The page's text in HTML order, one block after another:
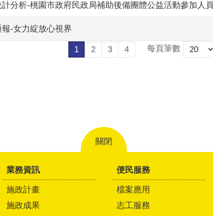
計分析-桃園市政府民政局補助後備團體公益活動參加人
-女力綻放心視界
1 2 3 4 每頁筆數
關閉
業務資訊
施政計畫
施政成果
便民服務
檔案應用
志工服務